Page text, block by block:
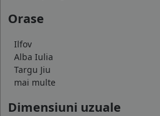
Orase
Ilfov
Alba Iulia
Targu Jiu
mai multe
Dimensiuni uzuale